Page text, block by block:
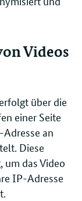
Videos
über die
einer Seite
an
Diese
das Video
IP-Adresse